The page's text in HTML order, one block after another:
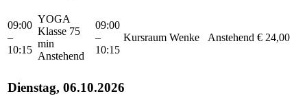
09:00
–
10:15
YOGA
Klasse 75
min
Anstehend
09:00
–
10:15
Kursraum Wenke Anstehend € 24,00
Dienstag, 06.10.2026